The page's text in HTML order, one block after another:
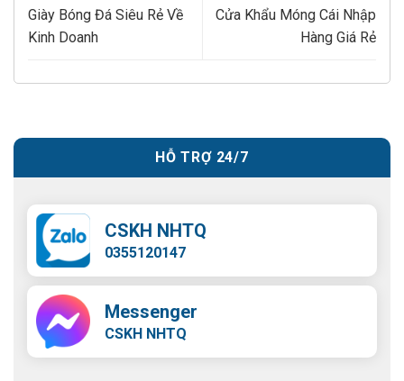
Giày Bóng Đá Siêu Rẻ Về
Kinh Doanh
Cửa Khẩu Móng Cái Nhập
Hàng Giá Rẻ
HỖ TRỢ 24/7
CSKH NHTQ
0355120147
Messenger
CSKH NHTQ